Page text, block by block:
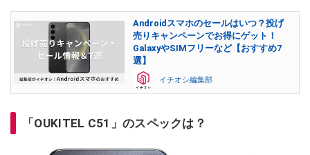
Androidスマホのセールはいつ？投げ
売りキャンペーンでお得にゲット！
GalaxyやSIMフリーなど【おすすめ7
選】
イチオシ編集部
「OUKITEL C51」のスペックは？